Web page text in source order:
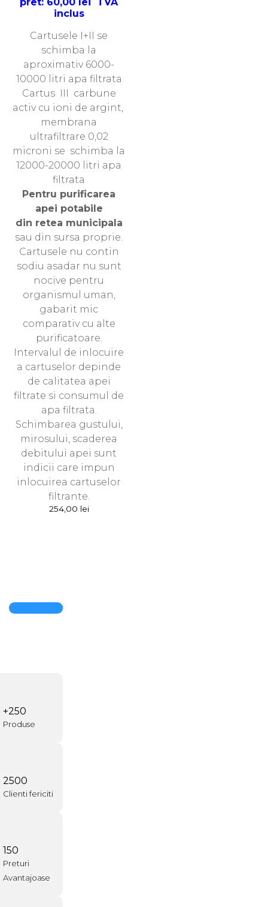
pret: 60,00 lei TVA
inclus
Cartusele I+II se
schimba la
aproximativ 6000-
10000 litri apa filtrata
Cartus III carbune
activ cu ioni de argint,
membrana
ultrafiltrare 0,02
microni se schimba la
12000-20000 litri apa
filtrata
Pentru purificarea
apei potabile
din retea municipala
sau din sursa proprie.
Cartusele nu contin
sodiu asadar nu sunt
nocive pentru
organismul uman,
gabarit mic
comparativ cu alte
purificatoare.
Intervalul de inlocuire
a cartuselor depinde
de calitatea apei
filtrate si consumul de
apa filtrata.
Schimbarea gustului,
mirosului, scaderea
debitului apei sunt
indicii care impun
inlocuirea cartuselor
filtrante.
254,00 lei
Quick View
+250
Produse
2500
Clienti fericiti
150
Preturi
Avantajoase